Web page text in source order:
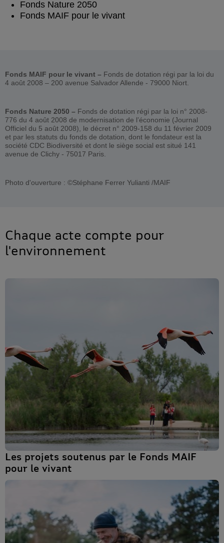
Fonds Nature 2050
Fonds MAIF pour le vivant
Fonds MAIF pour le vivant – Fonds de dotation régi par la loi du
4 août 2008 – 200 avenue Salvador Allende - 79000 Niort.
Fonds Nature 2050 – Fonds de dotation régi par la loi n° 2008-
776 du 4 août 2008 de modernisation de l’économie (Journal
Officiel du 5 août 2008), le décret n° 2009-158 du 11 février 2009
et par les statuts du fonds de dotation, dont le fondateur est la
société CDC Biodiversité et dont le siège social est situé 141
avenue de Clichy - 75017 Paris.
Photo d'ouverture : ©Stéphane Ferrer Yulianti /MAIF
Chaque acte compte pour
l'environnement
Les projets soutenus par le Fonds MAIF
pour le vivant